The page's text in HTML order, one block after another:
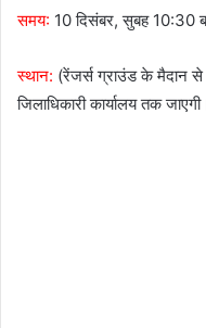
समय: 10 दिसंबर, सुबह 10:30
स्थान: (रेंजर्स ग्राउंड के मैदान से
जिलाधिकारी कार्यालय तक